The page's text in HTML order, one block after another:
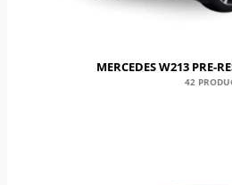
MERCEDES W213 PRE-
42